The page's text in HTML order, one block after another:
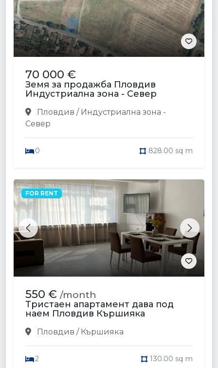
70 000 €
Земя за продажба Пловдив
Индустриална зона - Север
Пловдив / Индустриална зона -
Север
0 828.00 sq m
Previous Next
FOR RENT
550 € /month
Тристаен апартамент дава под
наем Пловдив Кършияка
Пловдив / Кършияка
2 130.00 sq m